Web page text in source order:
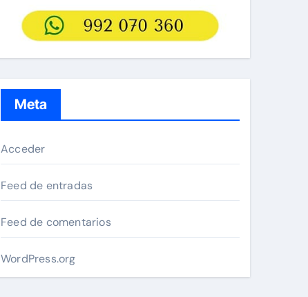
Meta
Acceder
Feed de entradas
Feed de comentarios
WordPress.org